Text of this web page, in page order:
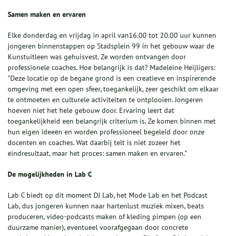
Samen maken en ervaren
Elke donderdag en vrijdag in april van16.00 tot 20.00 uur kunnen
jongeren binnenstappen op Stadsplein 99 in het gebouw waar de
Kunstuitleen was gehuisvest. Ze worden ontvangen door
professionele coaches. Hoe belangrijk is dat? Madeleine Heijligers:
”Deze locatie op de begane grond is een creatieve en inspirerende
omgeving met een open sfeer, toegankelijk, zeer geschikt om elkaar
te ontmoeten en culturele activiteiten te ontplooien. Jongeren
hoeven niet het hele gebouw door. Ervaring leert dat
toegankelijkheid een belangrijk criterium is. Ze komen binnen met
hun eigen ideeën en worden professioneel begeleid door onze
docenten en coaches. Wat daarbij telt is niet zozeer het
eindresultaat, maar het proces: samen maken en ervaren.”
De mogelijkheden in Lab C
Lab C biedt op dit moment DJ Lab, het Mode Lab en het Podcast
Lab, dus jongeren kunnen naar hartenlust muziek mixen, beats
produceren, video-podcasts maken of kleding pimpen (op een
duurzame manier), eventueel voorafgegaan door concrete